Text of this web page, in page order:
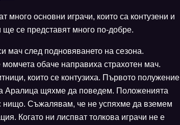
основни играчи, които са контузени и
ще се представят много по-добре.
мач след подновяването на сезона.
обаче направиха страхотен мач.
които се контузиха. Първото полужение
Аралица щяхме да поведем. Положенията
нищо. Съжалявам, че не успяхме да вземем
Когато ни лиспват толкова играчи не е